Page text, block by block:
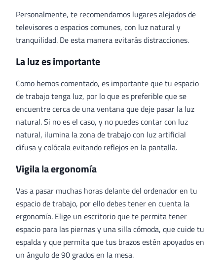
Personalmente, te recomendamos lugares alejados de
televisores o espacios comunes, con luz natural y
tranquilidad. De esta manera evitarás distracciones.
La luz es importante
Como hemos comentado, es importante que tu espacio
de trabajo tenga luz, por lo que es preferible que se
encuentre cerca de una ventana que deje pasar la luz
natural. Si no es el caso, y no puedes contar con luz
natural, ilumina la zona de trabajo con luz artificial
difusa y colócala evitando reflejos en la pantalla.
Vigila la ergonomía
Vas a pasar muchas horas delante del ordenador en tu
espacio de trabajo, por ello debes tener en cuenta la
ergonomía. Elige un escritorio que te permita tener
espacio para las piernas y una silla cómoda, que cuide tu
espalda y que permita que tus brazos estén apoyados en
un ángulo de 90 grados en la mesa.